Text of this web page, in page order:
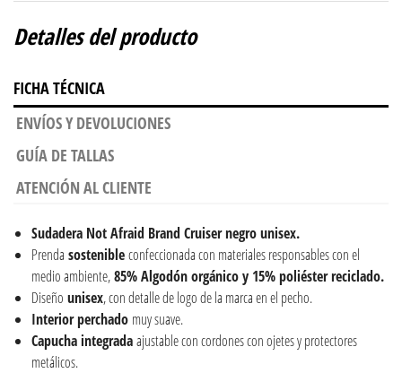
Detalles del producto
FICHA TÉCNICA
ENVÍOS Y DEVOLUCIONES
GUÍA DE TALLAS
ATENCIÓN AL CLIENTE
Sudadera Not Afraid Brand Cruiser negro unisex.
Prenda sostenibleconfeccionada con materiales responsables con el
medio ambiente,85% Algodón orgánico y 15% poliéster reciclado.
Diseño unisex, con detalle de logo de la marca en el pecho.
Interior perchado muy suave.
Capucha integradaajustable con cordones con ojetes y protectores
metálicos.